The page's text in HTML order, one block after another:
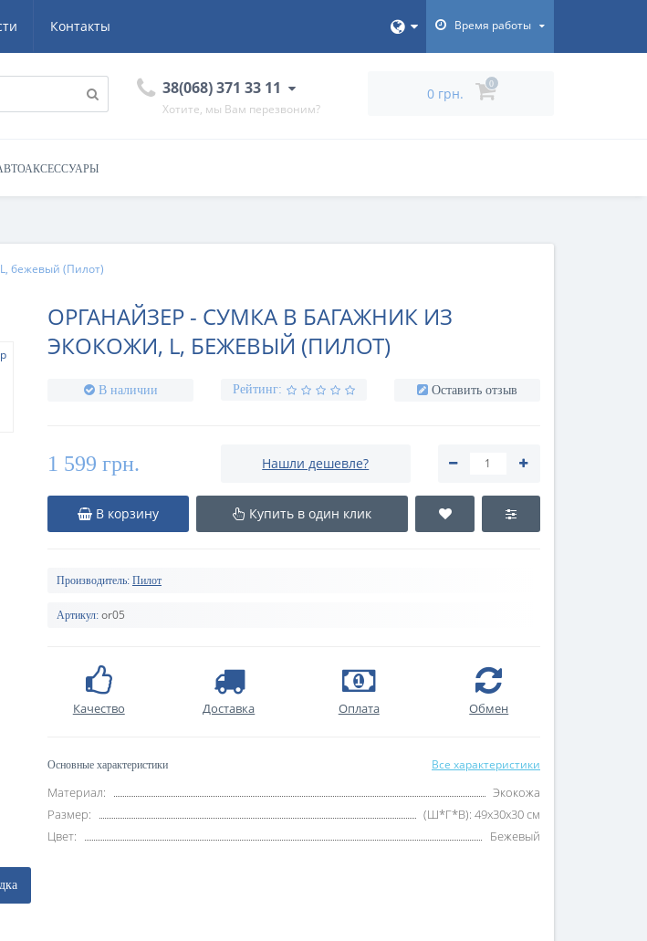
Контакты Время работы
38(068) 371 33 11
Хотите, мы Вам перезвоним?
0 грн.
0
бежевый (Пилот)
ОРГАНАЙЗЕР - СУМКА В БАГАЖНИК ИЗ
ЭКОКОЖИ, L, БЕЖЕВЫЙ (ПИЛОТ)
В наличии Рейтинг: Оставить отзыв
1 599 грн. Нашли дешевле?
В корзину Купить в один клик
Производитель: Пилот
Артикул: or05
Качество Доставка Оплата Обмен
Основные характеристики Все характеристики
Материал:
Экокожа
Размер:
(Ш*Г*В): 49х30х30 см
Цвет:
Бежевый